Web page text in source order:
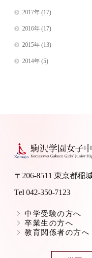
2017年(17)
2016年(17)
2015年(13)
2014年(5)
〒206-8511 東京都稲
Tel 042-350-7123
中学受験の方へ
卒業生の方へ
教育関係者の方へ